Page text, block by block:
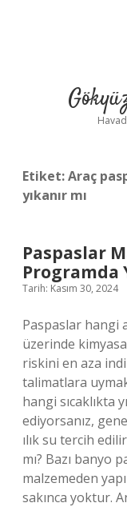
Etiket:Araç
yıkanır mı
Paspaslar
Programda
Tarih: Kasım 30, 2024
Paspaslar hangi
üzerinde
riskini en aza
talimatlara
hangi sıcaklıkta
ediyorsanız,
ılık su tercih
mı? Bazı banyo
malzemeden
sakınca yoktur.